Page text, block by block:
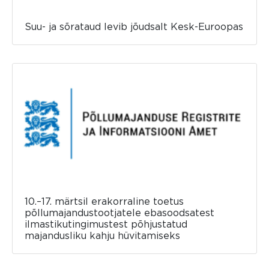
Suu- ja sõrataud levib jõudsalt Kesk-Euroopas
10.–17. märtsil erakorraline toetus
põllumajandustootjatele ebasoodsatest
ilmastikutingimustest põhjustatud
majandusliku kahju hüvitamiseks